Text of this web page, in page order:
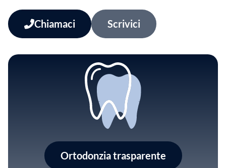
Chiamaci Scrivici
Ortodonzia trasparente